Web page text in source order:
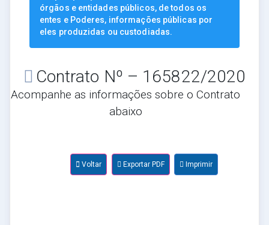
órgãos e entidades públicos, de todos os
entes e Poderes, informações públicas por
eles produzidas ou custodiadas.
Contrato Nº – 165822/2020
Acompanhe as informações sobre o Contrato
abaixo
Voltar Exportar PDF Imprimir